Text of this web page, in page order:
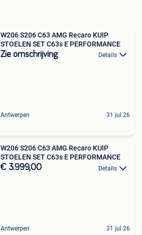
W206 S206 C63 AMG Recaro KUIP
STOELEN SET C63s E PERFORMANCE
Zie omschrijving Details
Antwerpen 31 jul 26
W206 S206 C63 AMG Recaro KUIP
STOELEN SET C63s E PERFORMANCE
€ 3.999,00 Details
Antwerpen 31 jul 26